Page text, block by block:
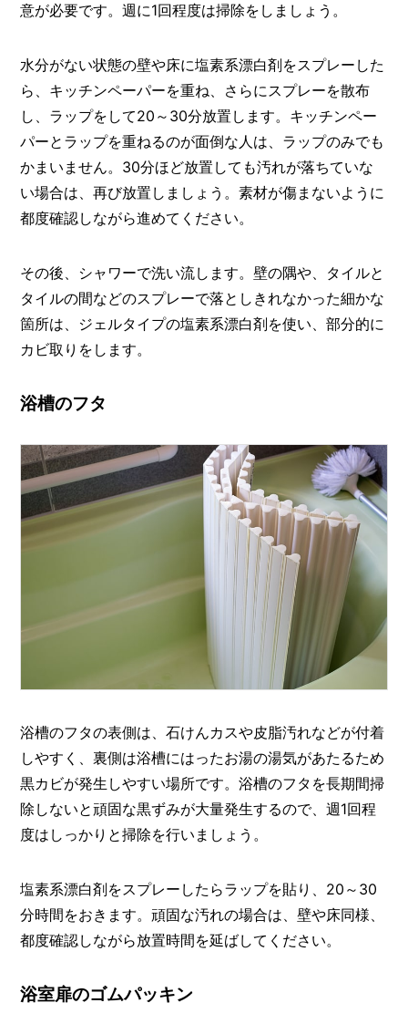
意が必要です。週に1回程度は掃除をしましょう。
水分がない状態の壁や床に塩素系漂白剤をスプレーした
ら、キッチンペーパーを重ね、さらにスプレーを散布
し、ラップをして20～30分放置します。キッチンペー
パーとラップを重ねるのが面倒な人は、ラップのみでも
かまいません。30分ほど放置しても汚れが落ちていな
い場合は、再び放置しましょう。素材が傷まないように
都度確認しながら進めてください。
その後、シャワーで洗い流します。壁の隅や、タイルと
タイルの間などのスプレーで落としきれなかった細かな
箇所は、ジェルタイプの塩素系漂白剤を使い、部分的に
カビ取りをします。
浴槽のフタ
浴槽のフタの表側は、石けんカスや皮脂汚れなどが付着
しやすく、裏側は浴槽にはったお湯の湯気があたるため
黒カビが発生しやすい場所です。浴槽のフタを長期間掃
除しないと頑固な黒ずみが大量発生するので、週1回程
度はしっかりと掃除を行いましょう。
塩素系漂白剤をスプレーしたらラップを貼り、20～30
分時間をおきます。頑固な汚れの場合は、壁や床同様、
都度確認しながら放置時間を延ばしてください。
浴室扉のゴムパッキン